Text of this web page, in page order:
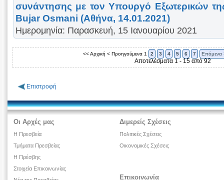
συνάντησης με τον Υπουργό Εξωτερικών
Bujar Osmani (Αθήνα, 14.01.2021)
Ημερομηνία: Παρασκευή, 15 Ιανουαρίου 2021
<< Αρχική < Προηγούμενα 1 2 3 4 5 6 7 Επόμενα
Αποτελέσματα 1 - 15 από 92
Επιστροφή
Οι Αρχές μας
Η Πρεσβεία
Τμήματα Πρεσβείας
Η Πρέσβης
Στοιχεία Επικοινωνίας
Διμερείς Σχέσεις
Πολιτικές Σχέσεις
Οικονομικές Σχέσεις
Επικοινωνία